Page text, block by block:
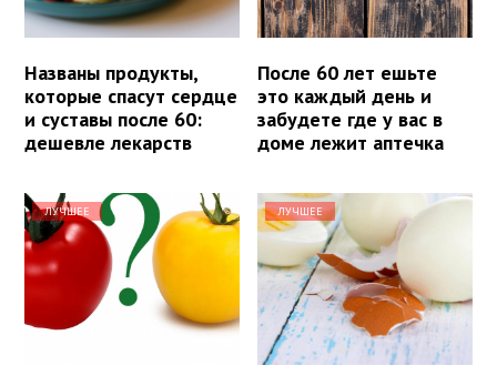
Названы продукты,
которые спасут сердце
и суставы после 60:
дешевле лекарств
После 60 лет ешьте
это каждый день и
забудете где у вас в
доме лежит аптечка
ЛУЧШЕЕ ЛУЧШЕЕ